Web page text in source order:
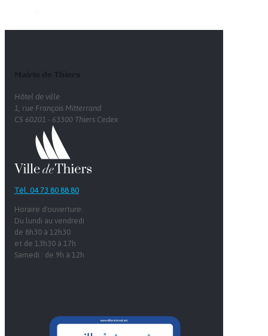
Hôtel de ville
1, rue François Mitterrand
CS 60201 - 63300 Thiers Cedex
Tél. 04 73 80 88 80
Horaire d'ouverture:
Du lundi au vendredi
de 8h30 à 12h30
et de 13h30 à 17h
Samedi : de 9h à 12h